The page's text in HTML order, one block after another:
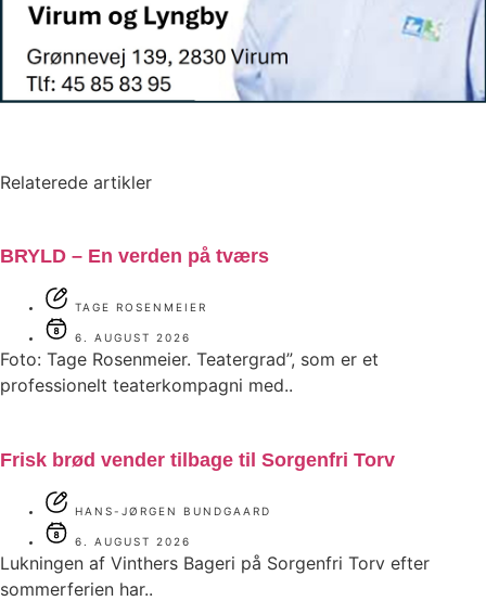
Relaterede artikler
BRYLD – En verden på tværs
TAGE ROSENMEIER
6. AUGUST 2026
Foto: Tage Rosenmeier. Teatergrad”, som er et
professionelt teaterkompagni med..
Frisk brød vender tilbage til Sorgenfri Torv
HANS-JØRGEN BUNDGAARD
6. AUGUST 2026
Lukningen af Vinthers Bageri på Sorgenfri Torv efter
sommerferien har..